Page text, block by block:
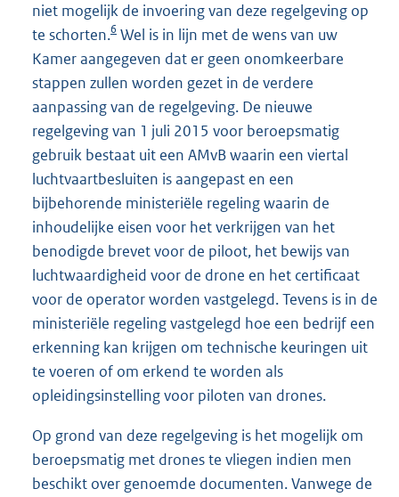
niet mogelijk de invoering van deze regelgeving op
te schorten.6 Wel is in lijn met de wens van uw
Kamer aangegeven dat er geen onomkeerbare
stappen zullen worden gezet in de verdere
aanpassing van de regelgeving. De nieuwe
regelgeving van 1 juli 2015 voor beroepsmatig
gebruik bestaat uit een AMvB waarin een viertal
luchtvaartbesluiten is aangepast en een
bijbehorende ministeriële regeling waarin de
inhoudelijke eisen voor het verkrijgen van het
benodigde brevet voor de piloot, het bewijs van
luchtwaardigheid voor de drone en het certificaat
voor de operator worden vastgelegd. Tevens is in de
ministeriële regeling vastgelegd hoe een bedrijf een
erkenning kan krijgen om technische keuringen uit
te voeren of om erkend te worden als
opleidingsinstelling voor piloten van drones.
Op grond van deze regelgeving is het mogelijk om
beroepsmatig met drones te vliegen indien men
beschikt over genoemde documenten. Vanwege de